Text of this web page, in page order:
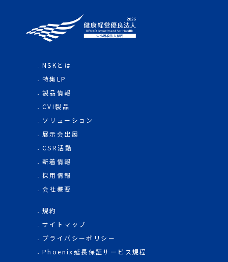
NSKとは
特集LP
製品情報
CVI製品
ソリューション
展示会出展
CSR活動
新着情報
採用情報
会社概要
規約
サイトマップ
プライバシーポリシー
Phoenix延長保証サービス規程